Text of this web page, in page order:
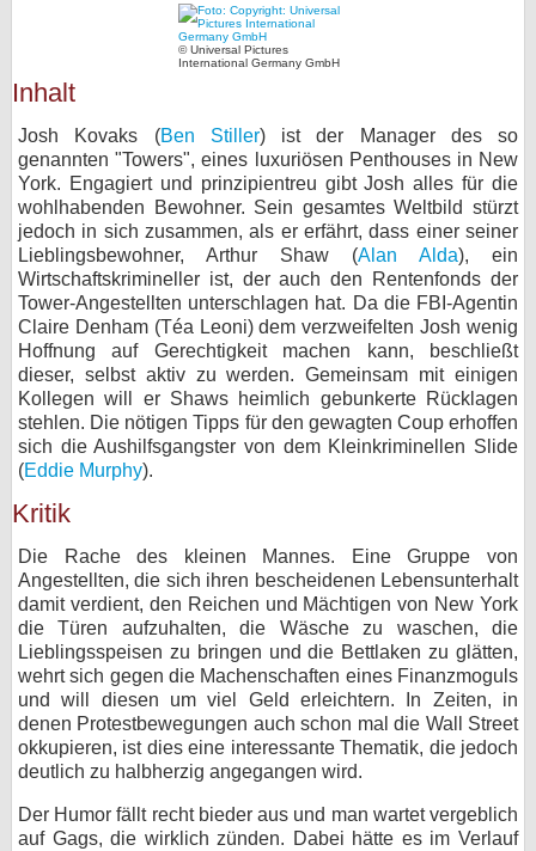
© Universal Pictures
International Germany GmbH
Inhalt
Josh Kovaks (Ben Stiller) ist der Manager des so
genannten "Towers", eines luxuriösen Penthouses in New
York. Engagiert und prinzipientreu gibt Josh alles für die
wohlhabenden Bewohner. Sein gesamtes Weltbild stürzt
jedoch in sich zusammen, als er erfährt, dass einer seiner
Lieblingsbewohner, Arthur Shaw (Alan Alda), ein
Wirtschaftskrimineller ist, der auch den Rentenfonds der
Tower-Angestellten unterschlagen hat. Da die FBI-Agentin
Claire Denham (Téa Leoni) dem verzweifelten Josh wenig
Hoffnung auf Gerechtigkeit machen kann, beschließt
dieser, selbst aktiv zu werden. Gemeinsam mit einigen
Kollegen will er Shaws heimlich gebunkerte Rücklagen
stehlen. Die nötigen Tipps für den gewagten Coup erhoffen
sich die Aushilfsgangster von dem Kleinkriminellen Slide
(Eddie Murphy).
Kritik
Die Rache des kleinen Mannes. Eine Gruppe von
Angestellten, die sich ihren bescheidenen Lebensunterhalt
damit verdient, den Reichen und Mächtigen von New York
die Türen aufzuhalten, die Wäsche zu waschen, die
Lieblingsspeisen zu bringen und die Bettlaken zu glätten,
wehrt sich gegen die Machenschaften eines Finanzmoguls
und will diesen um viel Geld erleichtern. In Zeiten, in
denen Protestbewegungen auch schon mal die Wall Street
okkupieren, ist dies eine interessante Thematik, die jedoch
deutlich zu halbherzig angegangen wird.
Der Humor fällt recht bieder aus und man wartet vergeblich
auf Gags, die wirklich zünden. Dabei hätte es im Verlauf
bei X
bei Facebook
Kontakt
Nutzungsbedingungen
Datenschutz
Cookie-Einstellungen
Impressum
Desktop-Ansicht
myFanbase